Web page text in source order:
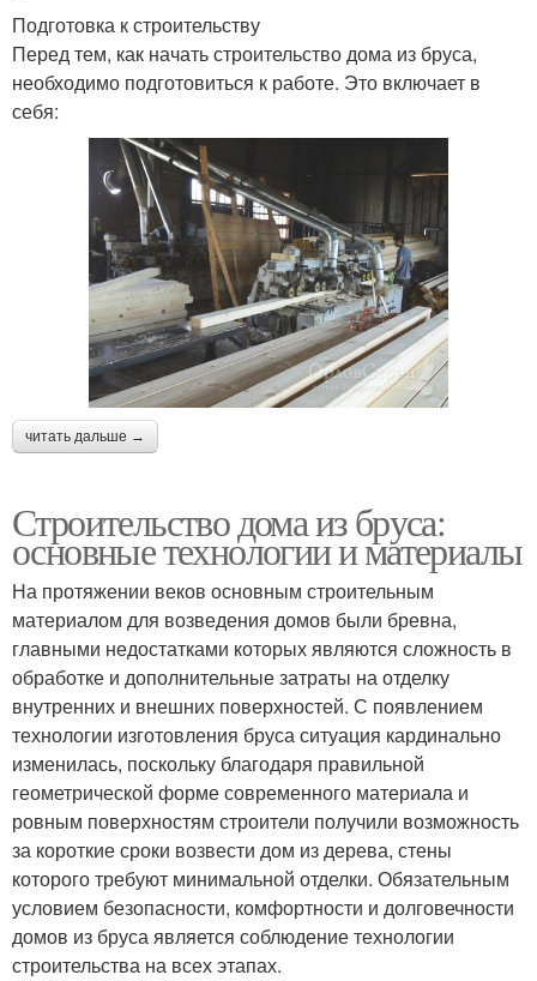
Подготовка к строительству
Перед тем, как начать строительство дома из бруса,
необходимо подготовиться к работе. Это включает в
себя:
читать дальше →
Строительство дома из бруса:
основные технологии и материалы
На протяжении веков основным строительным
материалом для возведения домов были бревна,
главными недостатками которых являются сложность в
обработке и дополнительные затраты на отделку
внутренних и внешних поверхностей. С появлением
технологии изготовления бруса ситуация кардинально
изменилась, поскольку благодаря правильной
геометрической форме современного материала и
ровным поверхностям строители получили возможность
за короткие сроки возвести дом из дерева, стены
которого требуют минимальной отделки. Обязательным
условием безопасности, комфортности и долговечности
домов из бруса является соблюдение технологии
строительства на всех этапах.